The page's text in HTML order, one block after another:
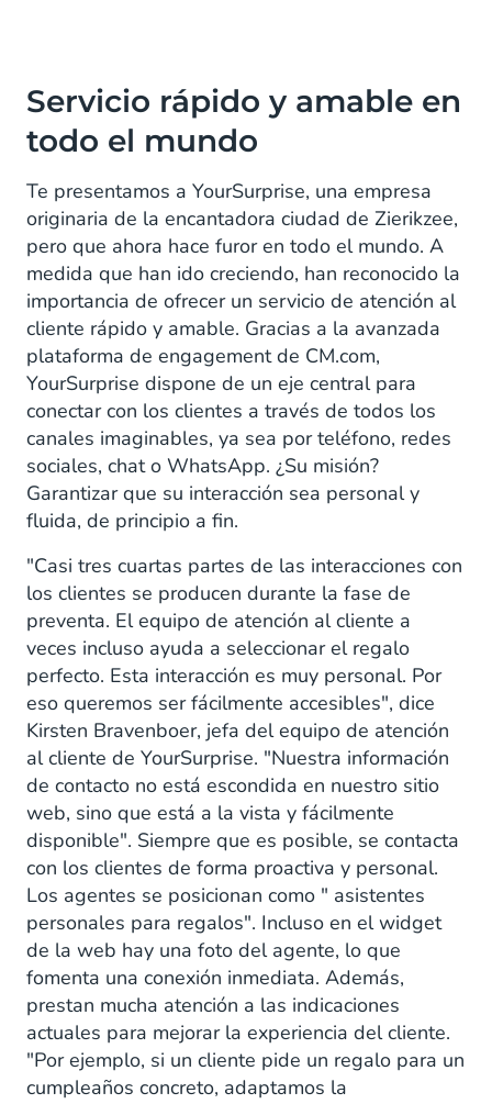
Servicio rápido y amable en
todo el mundo
Te presentamos a YourSurprise, una empresa
originaria de la encantadora ciudad de Zierikzee,
pero que ahora hace furor en todo el mundo. A
medida que han ido creciendo, han reconocido la
importancia de ofrecer un servicio de atención al
cliente rápido y amable. Gracias a la avanzada
plataforma de engagement de CM.com,
YourSurprise dispone de un eje central para
conectar con los clientes a través de todos los
canales imaginables, ya sea por teléfono, redes
sociales, chat o WhatsApp. ¿Su misión?
Garantizar que su interacción sea personal y
fluida, de principio a fin.
"Casi tres cuartas partes de las interacciones con
los clientes se producen durante la fase de
preventa. El equipo de atención al cliente a
veces incluso ayuda a seleccionar el regalo
perfecto. Esta interacción es muy personal. Por
eso queremos ser fácilmente accesibles", dice
Kirsten Bravenboer, jefa del equipo de atención
al cliente de YourSurprise. "Nuestra información
de contacto no está escondida en nuestro sitio
web, sino que está a la vista y fácilmente
disponible". Siempre que es posible, se contacta
con los clientes de forma proactiva y personal.
Los agentes se posicionan como " asistentes
personales para regalos". Incluso en el widget
de la web hay una foto del agente, lo que
fomenta una conexión inmediata. Además,
prestan mucha atención a las indicaciones
actuales para mejorar la experiencia del cliente.
"Por ejemplo, si un cliente pide un regalo para un
cumpleaños concreto, adaptamos la